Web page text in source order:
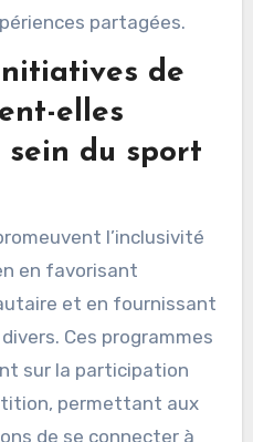
partagées.
de
elles
sein du sport
l’inclusivité
en favorisant
et en fournissant
Ces programmes
sur la participation
permettant aux
de se connecter à